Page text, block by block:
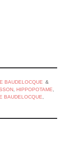
BAUDELOCQUE
HIPPOPOTAME
BAUDELOCQUE